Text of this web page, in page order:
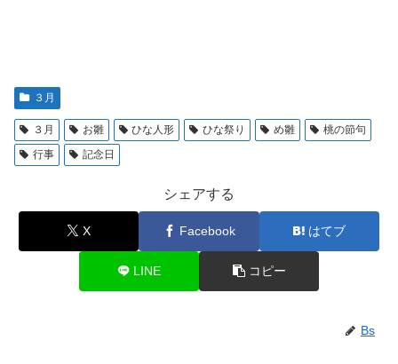
３月
３月 お雛 ひな人形 ひな祭り め雛
桃の節句
行事
記念日
シェアする
X Facebook はてブ
LINE コピー
Bs